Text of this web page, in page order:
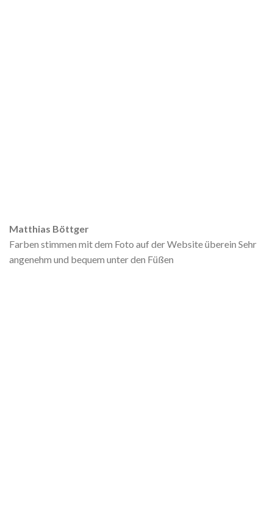
Matthias Böttger
Farben stimmen mit dem Foto auf der Website überein Sehr
angenehm und bequem unter den Füßen